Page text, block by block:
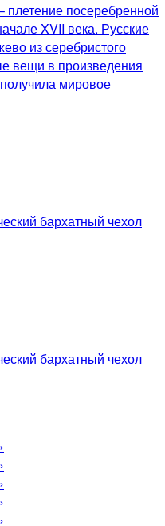
посеребренной
XVII века. Русские
из серебристого
вещи в произведения
мировое
бархатный чехол
бархатный чехол